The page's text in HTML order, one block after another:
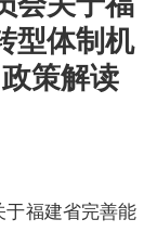
型体制机
策解读
福建省完善能